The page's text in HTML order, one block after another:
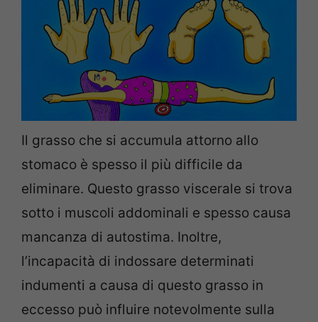
Il grasso che si accumula attorno allo
stomaco è spesso il più difficile da
eliminare. Questo grasso viscerale si trova
sotto i muscoli addominali e spesso causa
mancanza di autostima. Inoltre,
l’incapacità di indossare determinati
indumenti a causa di questo grasso in
eccesso può influire notevolmente sulla